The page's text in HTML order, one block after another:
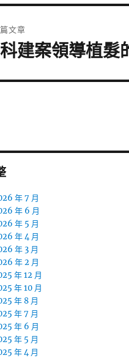
文章
建案領導植髮
年 7 月
年 6 月
年 5 月
年 4 月
年 3 月
年 2 月
年 12 月
年 10 月
年 8 月
年 7 月
年 6 月
年 5 月
年 4 月